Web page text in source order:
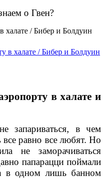
о Гвен?
халате / Бибер и Болдуин
в халате и
запариваться, в чем
равно все любят. Но
не заморачиваться
папарацци поймали
в одном лишь банном